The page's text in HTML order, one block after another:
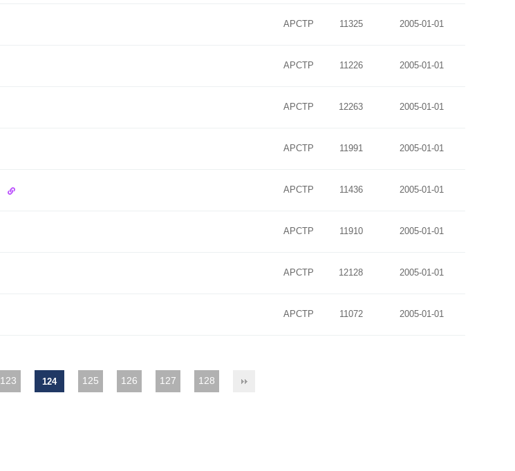
APCTP 11325 2005-01-01
APCTP 11226 2005-01-01
APCTP 12263 2005-01-01
APCTP 11991 2005-01-01
APCTP 11436 2005-01-01
APCTP 11910 2005-01-01
APCTP 12128 2005-01-01
APCTP 11072 2005-01-01
123 124 125 126 127 128